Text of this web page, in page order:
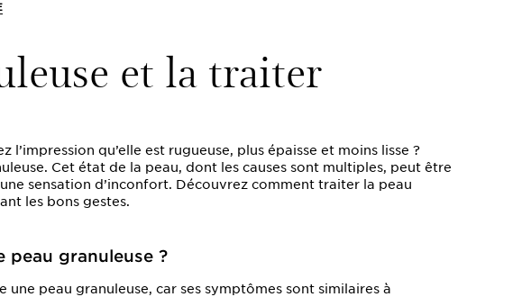
et la traiter
l’impression qu’elle est rugueuse, plus épaisse et moins lisse ?
Cet état de la peau, dont les causes sont multiples, peut être
sensation d’inconfort. Découvrez comment traiter la peau
les bons gestes.
peau granuleuse ?
peau granuleuse, car ses symptômes sont similaires à